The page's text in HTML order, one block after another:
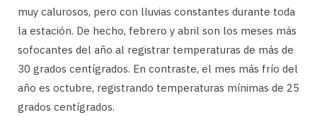
muy calurosos, pero con lluvias constantes durante toda
la estación. De hecho, febrero y abril son los meses más
sofocantes del año al registrar temperaturas de más de
30 grados centígrados. En contraste, el mes más frío del
año es octubre, registrando temperaturas mínimas de 25
grados centígrados.